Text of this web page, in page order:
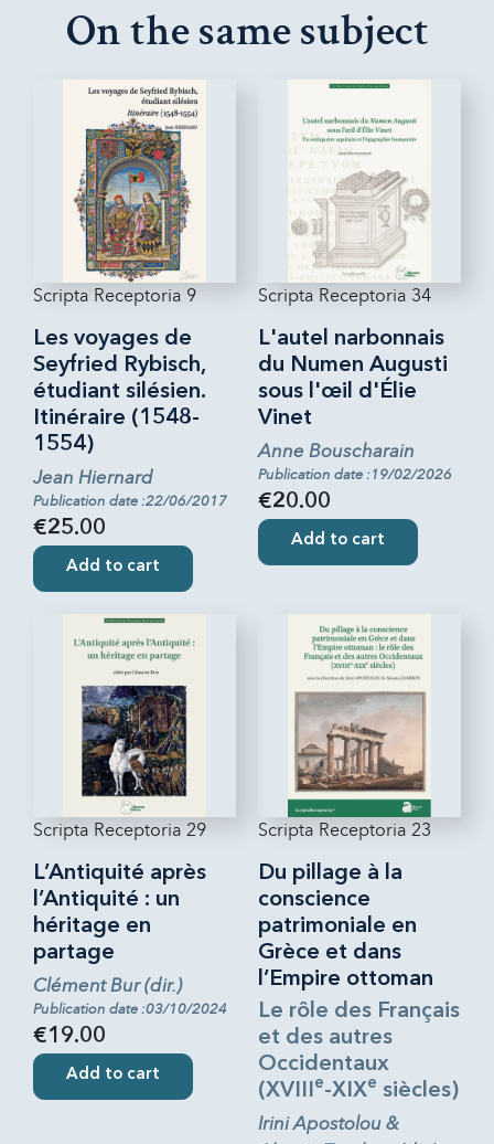
On the same subject
Scripta Receptoria 9
Les voyages de
Seyfried Rybisch,
étudiant silésien.
Itinéraire (1548-
1554)
Jean Hiernard
Publication date :22/06/2017
€25.00
Add to cart
Scripta Receptoria 34
L'autel narbonnais
du Numen Augusti
sous l'œil d'Élie
Vinet
Anne Bouscharain
Publication date :19/02/2026
€20.00
Add to cart
Scripta Receptoria 29
L’Antiquité après
l’Antiquité : un
héritage en
partage
Clément Bur (dir.)
Publication date :03/10/2024
€19.00
Add to cart
Scripta Receptoria 23
Du pillage à la
conscience
patrimoniale en
Grèce et dans
l’Empire ottoman
Le rôle des Français
et des autres
Occidentaux
(XVIII
e-XIXe siècles)
Irini Apostolou &